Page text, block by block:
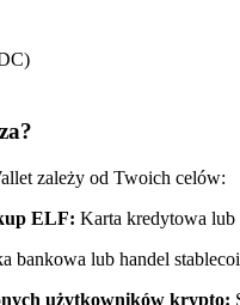
USDC jako
zależy od Twoich celów:
ELF: Karta kredytowa lub
bankowa lub handel
użytkowników krypto: